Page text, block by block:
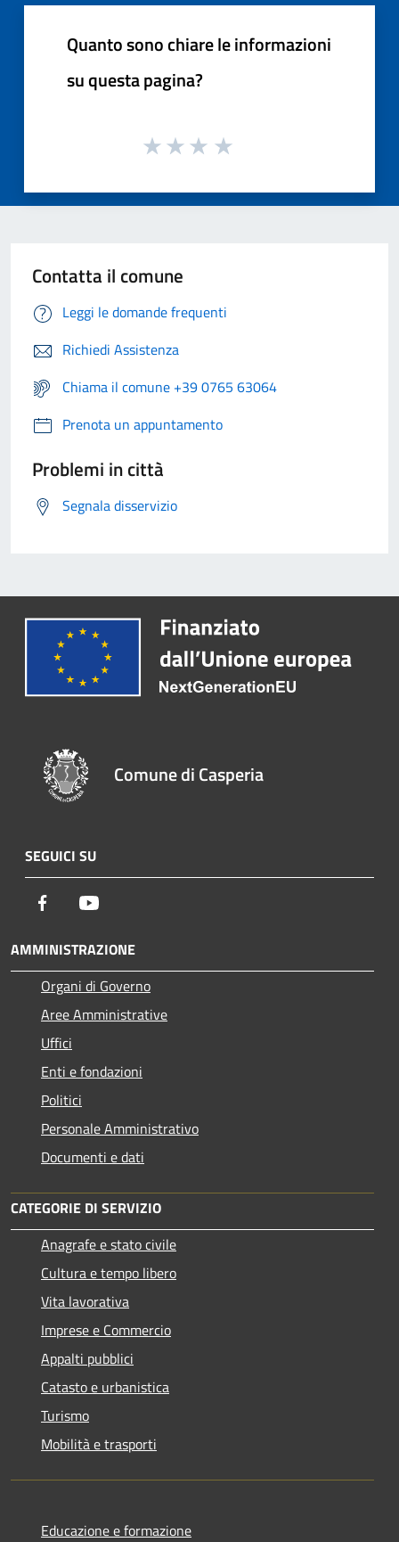
Quanto sono chiare le informazioni
su questa pagina?
Contatta il comune
Leggi le domande frequenti
Richiedi Assistenza
Chiama il comune +39 0765 63064
Prenota un appuntamento
Problemi in città
Segnala disservizio
Comune di Casperia
SEGUICI SU
Facebook
AMMINISTRAZIONE
Organi di Governo
Aree Amministrative
Uffici
Enti e fondazioni
Politici
Personale Amministrativo
Documenti e dati
CATEGORIE DI SERVIZIO
Anagrafe e stato civile
Cultura e tempo libero
Vita lavorativa
Imprese e Commercio
Appalti pubblici
Catasto e urbanistica
Turismo
Mobilità e trasporti
Educazione e formazione